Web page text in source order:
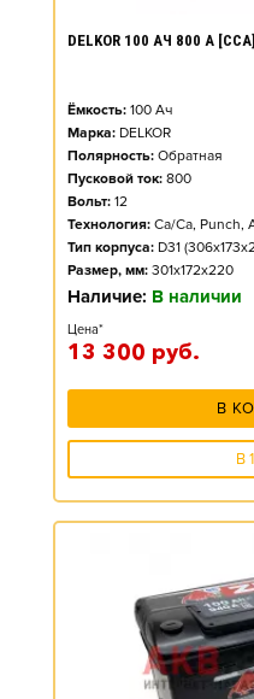
DELKOR 100 АЧ 800 А
Ёмкость: 100 Ач
Марка: DELKOR
Полярность: Обратная
Пусковой ток: 800
Вольт: 12
Технология: Ca/Ca, Punch,
Тип корпуса: D31
Размер, мм: 301x172x220
Наличие: В наличии
Цена*
13 300 руб.
В
В